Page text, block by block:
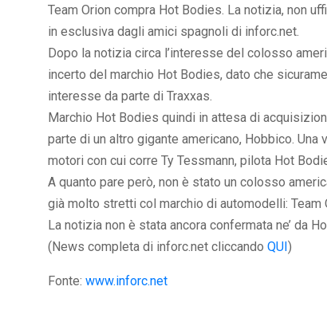
Team Orion compra Hot Bodies. La notizia, non
in esclusiva dagli amici spagnoli di inforc.net.
Dopo la notizia circa l’interesse del colosso
incerto del marchio Hot Bodies, dato che
interesse da parte di Traxxas.
Marchio Hot Bodies quindi in attesa di
parte di un altro gigante americano, Hobbico.
motori con cui corre Ty Tessmann, pilota Hot
A quanto pare però, non è stato un colosso
già molto stretti col marchio di automodelli: Team
La notizia non è stata ancora confermata ne’ da
(News completa di inforc.net cliccando QUI)
Fonte: www.inforc.net